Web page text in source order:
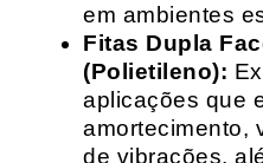
em ambientes
Fitas Dupla
(Polietileno):
aplicações que
amortecimento,
de vibrações,